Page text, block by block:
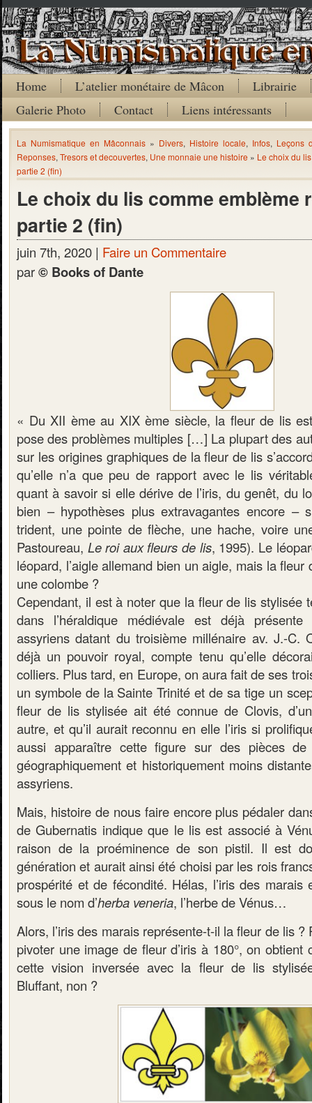
Home L’atelier monétaire de Mâcon
Librairie
Galerie Photo
Contact Liens intéressants
La Numismatique en Mâconnais » Divers, Histoire locale, Infos, Leçons
Reponses, Tresors et decouvertes, Une monnaie une histoire » Le choix du
partie 2 (fin)
Le choix du lis comme emblème
partie 2 (fin)
juin 7th, 2020 | Faire un Commentaire
par© Books of Dante
« Du XII ème au XIX ème siècle, la fleur de lis
pose des problèmes multiples […] La plupart des
sur les origines graphiques de la fleur de lis
qu’elle n’a que peu de rapport avec le lis
quant à savoir si elle dérive de l’iris, du genêt, du
bien – hypothèses plus extravagantes encore –
trident, une pointe de flèche, une hache, voire
Pastoureau, Le roi aux fleurs de lis, 1995). Le
léopard, l’aigle allemand bien un aigle, mais la
une colombe ?
Cependant, il est à noter que la fleur de lis stylisée
dans l’héraldique médiévale est déjà
assyriens datant du troisième millénaire av. J.-C.
déjà un pouvoir royal, compte tenu qu’elle
colliers. Plus tard, en Europe, on aura fait de ses
un symbole de la Sainte Trinité et de sa tige un
fleur de lis stylisée ait été connue de Clovis,
autre, et qu’il aurait reconnu en elle l’iris si
aussi apparaître cette figure sur des pièces de
géographiquement et historiquement moins
assyriens.
Mais, histoire de nous faire encore plus pédaler
de Gubernatis indique que le lis est associé à
raison de la proéminence de son pistil. Il est
génération et aurait ainsi été choisi par les rois
prospérité et de fécondité. Hélas, l’iris des marais
sous le nom d’herba veneria, l’herbe de Vénus…
Alors, l’iris des marais représente-t-il la fleur de lis ?
pivoter une image de fleur d’iris à 180°, on obtient
cette vision inversée avec la fleur de lis
Bluffant, non ?